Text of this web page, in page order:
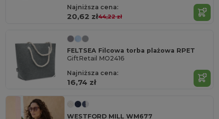
Najniższa cena:
20,62 zł44,22 zł
FELTSEA Filcowa torba plażowa RPET
GiftRetail MO2416
Najniższa cena:
16,74 zł
WESTFORD MILL WM677